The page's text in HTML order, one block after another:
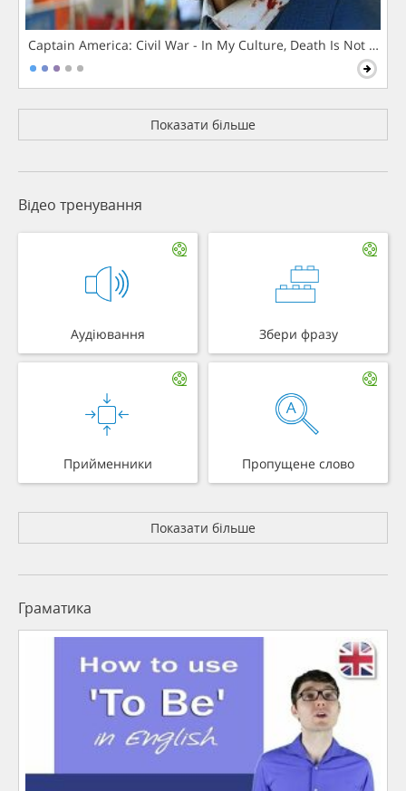
Captain America: Civil War - In My Culture, Death Is Not The
Показати більше
Відео тренування
Аудіювання Збери фразу
Прийменники Пропущене слово
Показати більше
Граматика